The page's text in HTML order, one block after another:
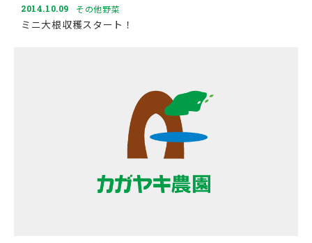
2014.10.09 その他野菜
ミニ大根収穫スタート！